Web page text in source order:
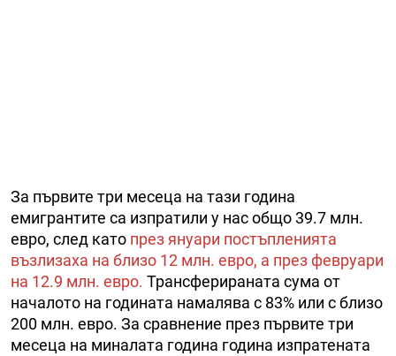
За първите три месеца на тази година
емигрантите са изпратили у нас общо 39.7 млн.
евро, след като през януари постъпленията
възлизаха на близо 12 млн. евро, а през февруари
на 12.9 млн. евро. Трансферираната сума от
началото на годината намалява с 83% или с близо
200 млн. евро. За сравнение през първите три
месеца на миналата година година изпратената